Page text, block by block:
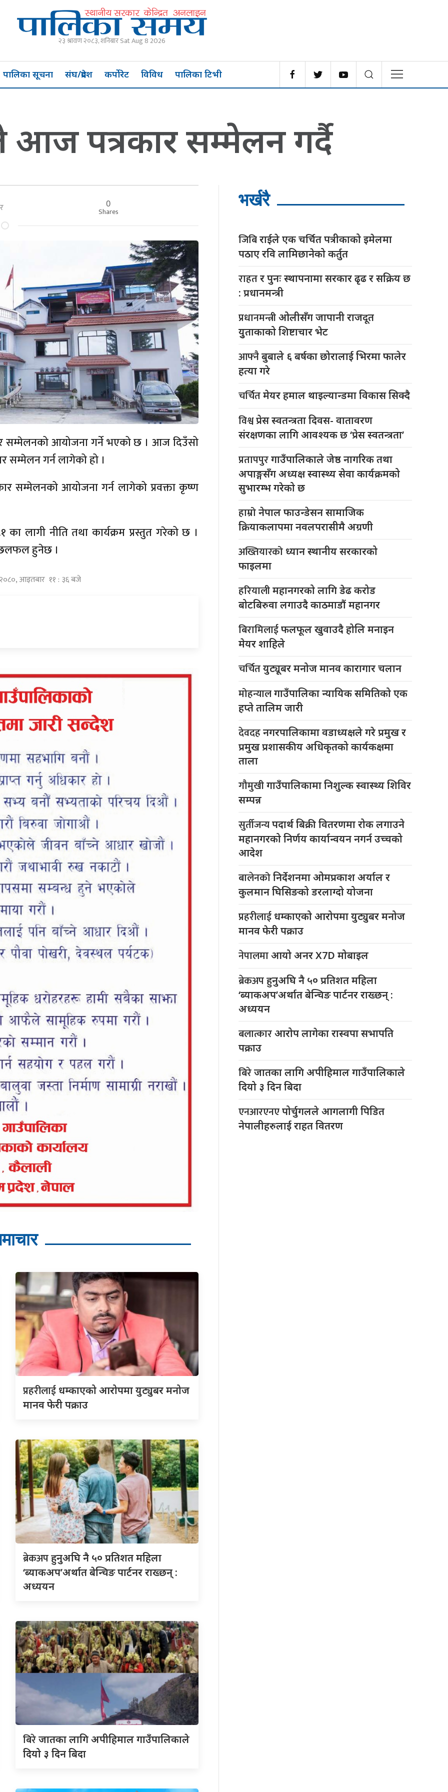
२३ श्रावण २०८३, शनिबार Sat Aug 8 2026
पालिका सूचना संघ/प्रदेश कर्पोरेट विविध पालिका टिभी
आज पत्रकार सम्मेलन गर्दै
0
Shares
सम्मेलनको आयोजना गर्ने भएको छ । आज दिउँसो
सम्मेलन गर्न लागेको हो ।
सम्मेलनको आयोजना गर्न लागेको प्रवक्ता कृष्ण
लागी नीति तथा कार्यक्रम प्रस्तुत गरेको छ ।
छलफल हुनेछ ।
२०८०, आइतबार ११ : ३६ बजे
प्रहरीलाई धम्काएको आरोपमा युट्युबर मनोज
मानव फेरी पक्राउ
ब्रेकअपहुनुअघि नै ५० प्रतिशत महिला
‘ब्याकअप’अर्थात बेन्चिङ पार्टनर राख्छन् :
अध्ययन
बिरेजातका लागि अपीहिमाल गाउँपालिकाले
दियो ३ दिन बिदा
भर्खरै
जिबिराईले एक चर्चित पत्रीकाको इमेलमा
पठाए रवि लामिछानेको कर्तुत
राहतर पुनः स्थापनामा सरकार ढृढ र सक्रिय छ
: प्रधानमन्त्री
प्रधानमन्त्रीओलीसँग जापानी राजदूत
युुताकाको शिष्टाचार भेट
आफ्नैबुबाले ६ बर्षका छोरालाई भिरमा फालेर
हत्या गरे
चर्चितमेयर हमाल थाइल्यान्डमा विकास सिक्दै
विश्वप्रेस स्वतन्त्रता दिवस- वातावरण
संरक्षणका लागि आवश्यक छ ‘प्रेस स्वतन्त्रता’
प्रतापपुरगाउँपालिकाले जेष्ठ नागरिक तथा
अपाङ्गसँग अध्यक्ष स्वास्थ्य सेवा कार्यक्रमको
सुभारम्भ गरेको छ
हाम्रोनेपाल फाउन्डेसन सामाजिक
क्रियाकलापमा नवलपरासीमै अग्रणी
अख्तियारको ध्यान स्थानीय सरकारको
फाइलमा
हरियालीमहानगरको लागि डेढ करोड
बोटबिरुवा लगाउदै काठमाडौं महानगर
बिरामिलाईफलफूल खुवाउदै होलि मनाइन
मेयर शाहिले
चर्चितयुट्यूबर मनोज मानव कारागार चलान
मोहन्यालगाउँपालिका न्यायिक समितिको एक
हप्ते तालिम जारी
देवदहनगरपालिकामा वडाध्यक्षले गरे प्रमुख र
प्रमुख प्रशासकीय अधिकृतको कार्यकक्षमा
ताला
गौमुखीगाउँपालिकामा निशुल्क स्वास्थ्य शिविर
सम्पन्न
सुर्तीजन्यपदार्थ बिक्री वितरणमा रोक लगाउने
महानगरको निर्णय कार्यान्वयन नगर्न उच्चको
आदेश
बालेनकोनिर्देशनमा ओमप्रकाश अर्याल र
कुलमान घिसिङको डरलाग्दो योजना
प्रहरीलाई धम्काएको आरोपमा युट्युबर मनोज
मानव फेरी पक्राउ
नेपालमाआयो अनर X7D मोबाइल
ब्रेकअपहुनुअघि नै ५० प्रतिशत महिला
‘ब्याकअप’अर्थात बेन्चिङ पार्टनर राख्छन् :
अध्ययन
बलात्कारआरोप लागेका रास्वपा सभापति
पक्राउ
बिरेजातका लागि अपीहिमाल गाउँपालिकाले
दियो ३ दिन बिदा
एनआरएनएपोर्चुगलले आगलागी पिडित
नेपालीहरुलाई राहत वितरण